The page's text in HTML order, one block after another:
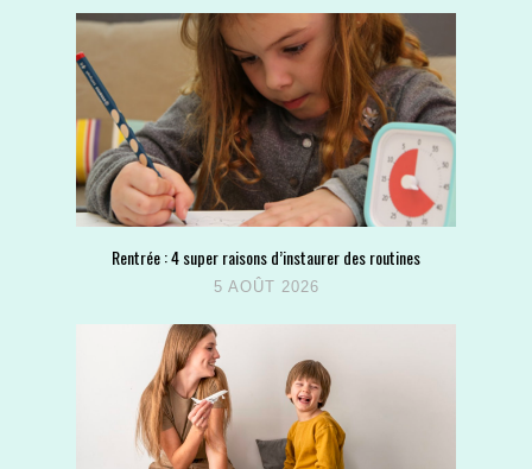
Rentrée : 4 super raisons d’instaurer des routines
5 AOÛT 2026